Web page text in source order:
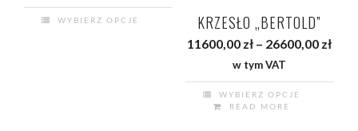
od
7000,00 zł
WYBIERZ OPCJE KRZESŁO „BERTOLD”
11600,00 zł – 26600,00 zł
od
w tym VAT
WYBIERZ OPCJE
READ MORE